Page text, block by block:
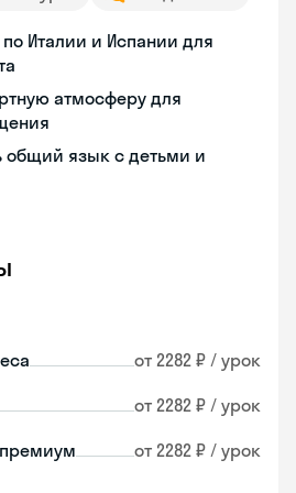
Италии и Испании для
атмосферу для
общий язык с детьми и
от 2282 ₽ / урок
от 2282 ₽ / урок
от 2282 ₽ / урок